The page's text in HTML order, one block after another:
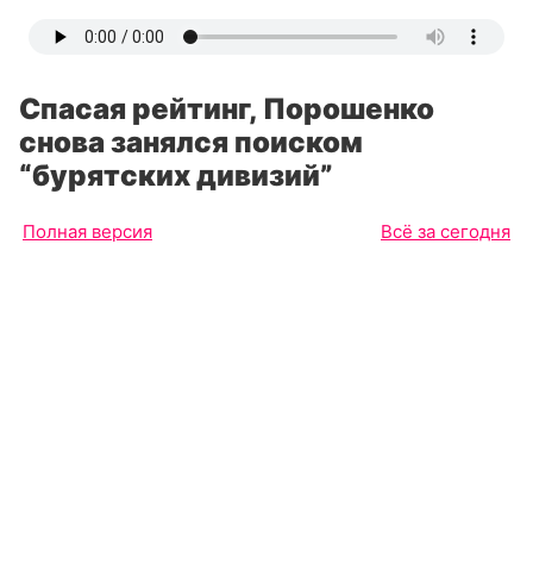
Спасая рейтинг, Порошенко
снова занялся поиском
“бурятских дивизий”
Полная версия Всё за сегодня